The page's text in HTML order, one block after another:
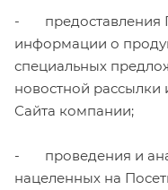
- предоставления
информации о
специальных
новостной
Сайта компании;
- проведения и
нацеленных на